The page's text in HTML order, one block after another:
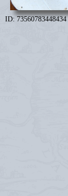
ID: 73560783448434